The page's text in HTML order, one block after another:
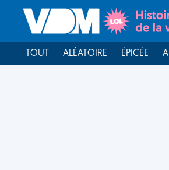
TOUT ALÉATOIRE ÉPICÉE